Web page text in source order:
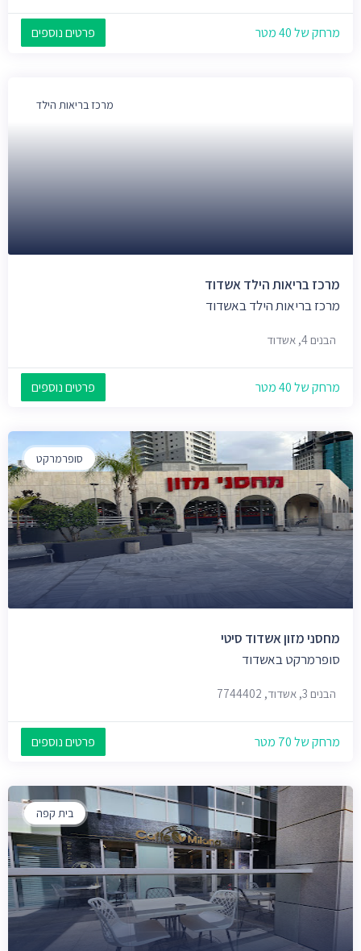
מרחק של 40 מטר פרטים נוספים
מרכז בריאות הילד
מרכז בריאות הילד אשדוד
מרכז בריאות הילד באשדוד
הבנים 4, אשדוד
מרחק של 40 מטר פרטים נוספים
סופרמרקט
מחסני מזון אשדוד סיטי
סופרמרקט באשדוד
הבנים 3, אשדוד, 7744402
מרחק של 70 מטר פרטים נוספים
בית קפה